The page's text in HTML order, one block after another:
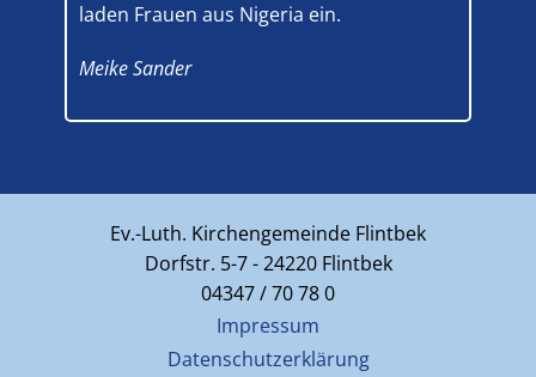
laden Frauen aus Nigeria ein.
Meike Sander
Ev.-Luth. Kirchengemeinde Flintbek
Dorfstr. 5-7 - 24220 Flintbek
04347 / 70 78 0
Impressum
Datenschutzerklärung